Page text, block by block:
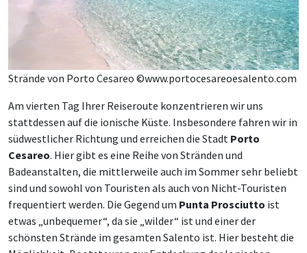
Strände von Porto Cesareo ©www.portocesareoesalento.com
Am vierten Tag Ihrer Reiseroute konzentrieren wir uns
stattdessen auf die ionische Küste. Insbesondere fahren wir in
südwestlicher Richtung und erreichen die Stadt Porto
Cesareo. Hier gibt es eine Reihe von Stränden und
Badeanstalten, die mittlerweile auch im Sommer sehr beliebt
sind und sowohl von Touristen als auch von Nicht-Touristen
frequentiert werden. Die Gegend um Punta Prosciutto ist
etwas „unbequemer“, da sie „wilder“ ist und einer der
schönsten Strände im gesamten Salento ist. Hier besteht die